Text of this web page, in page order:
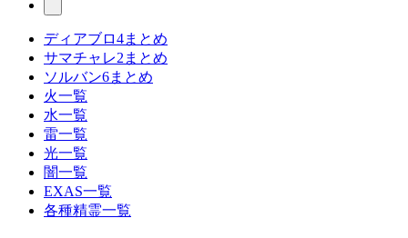
ディアブロ4まとめ
サマチャレ2まとめ
ソルバン6まとめ
火一覧
水一覧
雷一覧
光一覧
闇一覧
EXAS一覧
各種精霊一覧